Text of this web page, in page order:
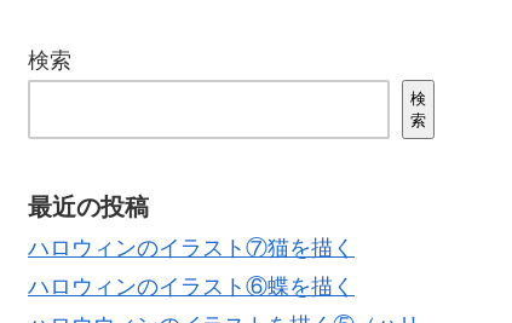
検索
検
索
最近の投稿
ハロウィンのイラスト⑦猫を描く
ハロウィンのイラスト⑥蝶を描く